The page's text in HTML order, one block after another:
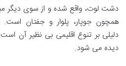
دشت لوت، واقع شده و از سوی دیگر
همچون جوپار، پلوار و جفتان است.
دلیلی بر تنوع اقلیمی بی نظیر آن
دیده می شود.